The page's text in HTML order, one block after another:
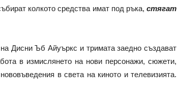
колкото средства имат под ръка, стягат
Дисни Ъб Айуъркс и тримата заедно създават
в измислянето на нови персонажи, сюжети,
в света на киното и телевизията.